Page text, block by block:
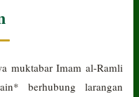
muktabar Imam al-Ramli
berhubung larangan